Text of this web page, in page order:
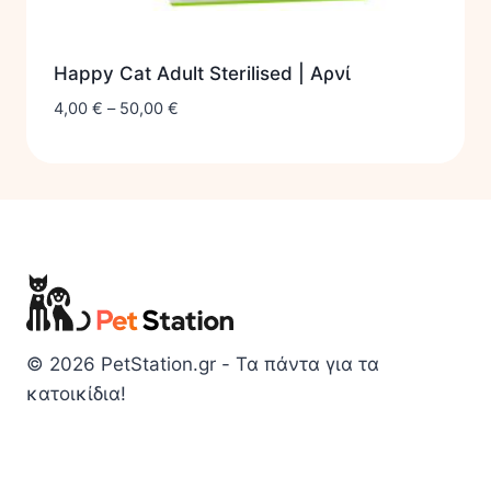
Happy Cat Adult Sterilised | Αρνί
4,00 € – 50,00 €
© 2026 PetStation.gr - Τα πάντα για τα
κατοικίδια!